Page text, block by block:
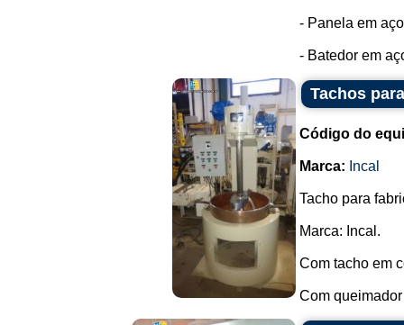
- Panela em
- Batedor em
Tachos
Código do
Marca: Incal
Tacho para
Marca: Incal.
Com tacho em
Com